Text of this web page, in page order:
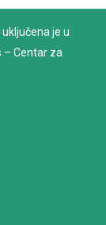
je u
– Centar za